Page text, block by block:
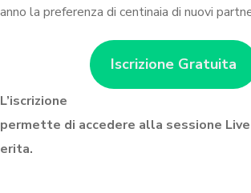
anno la preferenza di centinaia di nuovi
Iscrizione Gratuita
L’iscrizione
permette di accedere alla sessione
erita.